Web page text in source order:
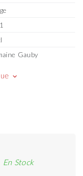
Gauby
keyboard_arrow_down
En Stock